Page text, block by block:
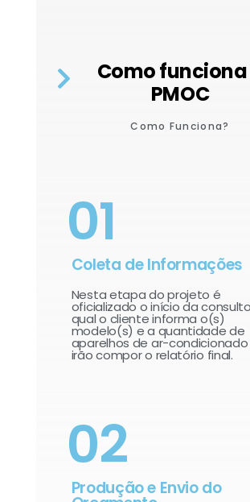
Como funciona
PMOC
Como Funciona?
01
Coleta de Informações
Nesta etapa do projeto é
oficializado o início da
qual o cliente informa o(s)
modelo(s) e a quantidade de
aparelhos de ar-condicionado
irão compor o relatório final.​
02
Produção e Envio do